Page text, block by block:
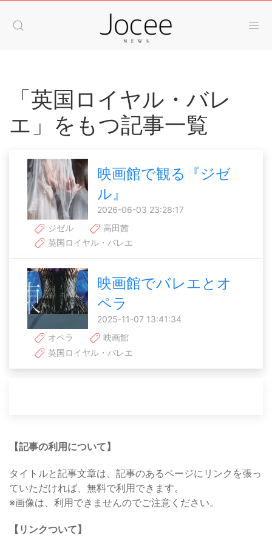
「英国ロイヤル・バレ
エ」をもつ記事一覧
映画館で観る『ジゼ
ル』
2026-06-03 23:28:17
ジゼル
高田茜
英国ロイヤル・バレエ
映画館でバレエとオ
ペラ
2025-11-07 13:41:34
オペラ
映画館
英国ロイヤル・バレエ
【記事の利用について】
タイトルと記事文章は、記事のあるページにリンクを張っ
ていただければ、無料で利用できます。
※画像は、利用できませんのでご注意ください。
【リンクついて】